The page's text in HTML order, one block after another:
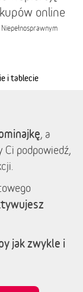
online
i tablecie
, a
podpowiedź,
jak zwykle i